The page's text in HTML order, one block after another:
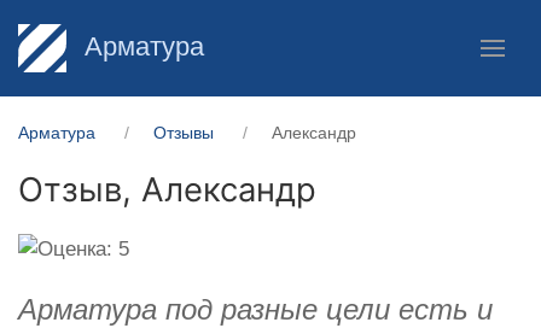
Арматура
Арматура Отзывы Александр
Отзыв, Александр
Арматура под разные цели есть и